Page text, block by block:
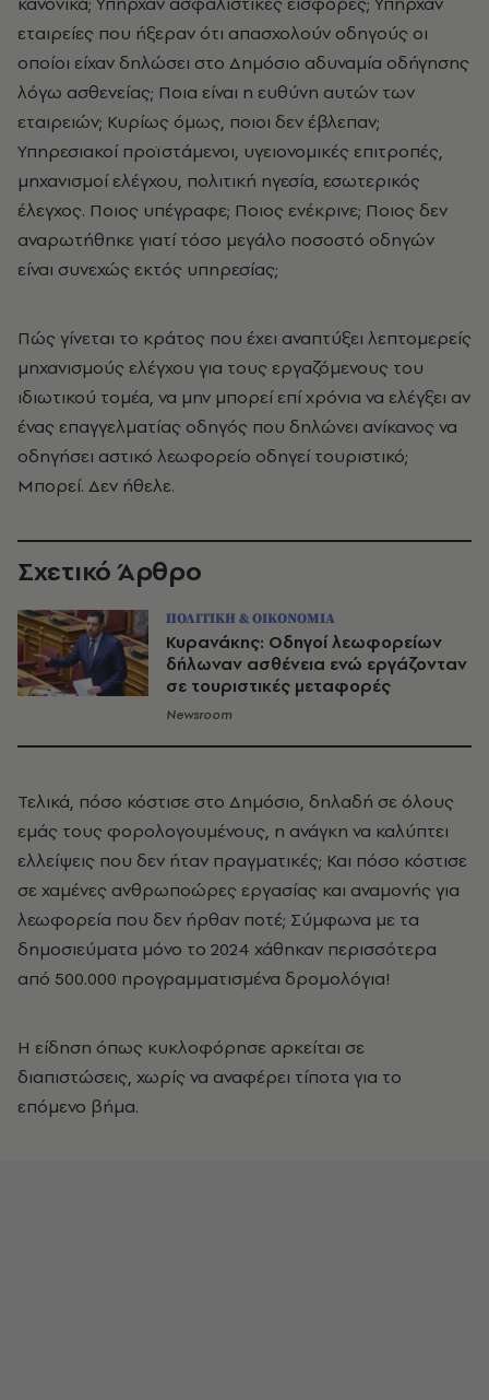
εταιρείες που ήξεραν ότι απασχολούν οδηγούς οι
οποίοι είχαν δηλώσει στο Δημόσιο αδυναμία οδήγησης
λόγω ασθενείας; Ποια είναι η ευθύνη αυτών των
εταιρειών; Κυρίως όμως, ποιοι δεν έβλεπαν;
Υπηρεσιακοί προϊστάμενοι, υγειονομικές επιτροπές,
μηχανισμοί ελέγχου, πολιτική ηγεσία, εσωτερικός
έλεγχος. Ποιος υπέγραφε; Ποιος ενέκρινε; Ποιος δεν
αναρωτήθηκε γιατί τόσο μεγάλο ποσοστό οδηγών
είναι συνεχώς εκτός υπηρεσίας;
Πώς γίνεται το κράτος που έχει αναπτύξει λεπτομερείς
μηχανισμούς ελέγχου για τους εργαζόμενους του
ιδιωτικού τομέα, να μην μπορεί επί χρόνια να ελέγξει αν
ένας επαγγελματίας οδηγός που δηλώνει ανίκανος να
οδηγήσει αστικό λεωφορείο οδηγεί τουριστικό;
Μπορεί. Δεν ήθελε.
Σχετικό Άρθρο
ΠΟΛΙΤΙΚΗ & ΟΙΚΟΝΟΜΙΑ
Κυρανάκης: Οδηγοί λεωφορείων
δήλωναν ασθένεια ενώ εργάζονταν
σε τουριστικές μεταφορές
Newsroom
Τελικά, πόσο κόστισε στο Δημόσιο, δηλαδή σε όλους
εμάς τους φορολογουμένους, η ανάγκη να καλύπτει
ελλείψεις που δεν ήταν πραγματικές; Και πόσο κόστισε
σε χαμένες ανθρωποώρες εργασίας και αναμονής για
λεωφορεία που δεν ήρθαν ποτέ; Σύμφωνα με τα
δημοσιεύματα μόνο το 2024 χάθηκαν περισσότερα
από 500.000 προγραμματισμένα δρομολόγια!
Η είδηση όπως κυκλοφόρησε αρκείται σε
διαπιστώσεις, χωρίς να αναφέρει τίποτα για το
επόμενο βήμα.